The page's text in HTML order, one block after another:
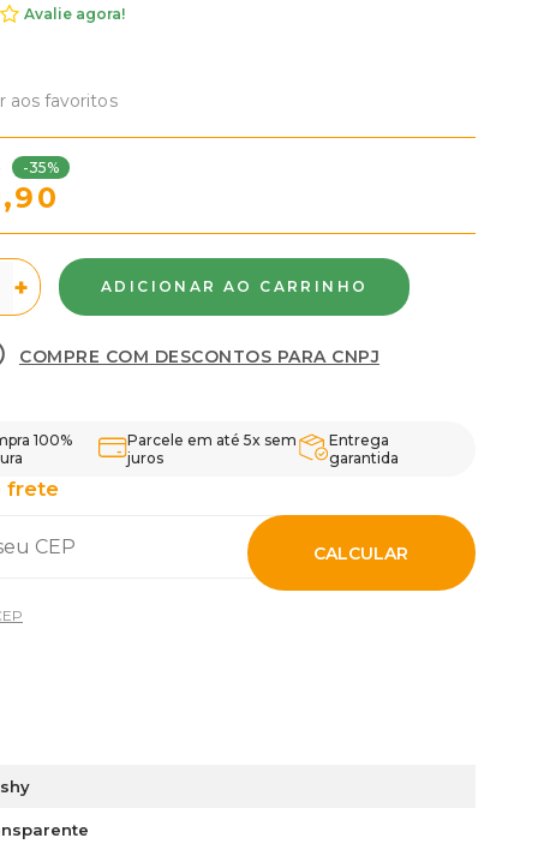
Avalie agora!
aos favoritos
-35%
+
COMPRE COM DESCONTOS PARA CNPJ
frete
CALCULAR
100%
Parcele em até 5x sem
juros
Entrega
garantida